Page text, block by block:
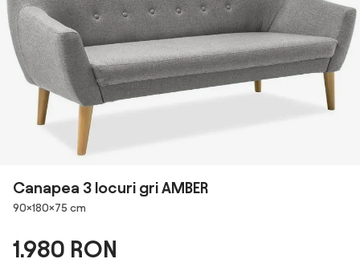
Canapea 3 locuri gri AMBER
Dimensiuni
90×180×75 cm
1.980 RON